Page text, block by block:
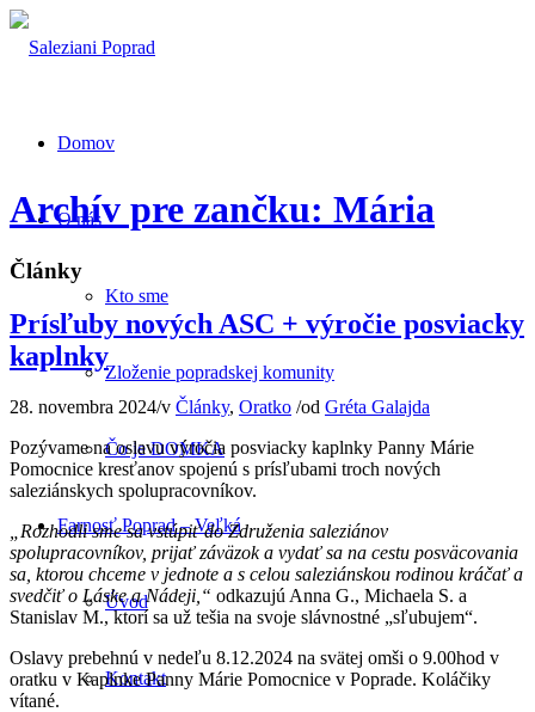
Domov
O nás
Kto sme
Zloženie popradskej komunity
Čo je DOMKA
Farnosť Poprad – Veľká
Úvod
Kontakt
Archív pre zančku: Mária
Články
Prísľuby nových ASC + výročie posviacky
kaplnky
28. novembra 2024/v Články, Oratko /od Gréta Galajda
Pozývame na oslavu výročia posviacky kaplnky Panny Márie
Pomocnice kresťanov spojenú s prísľubami troch nových
saleziánskych spolupracovníkov.
„Rozhodli sme sa vstúpiť do Združenia saleziánov
spolupracovníkov, prijať záväzok a vydať sa na cestu posväcovania
sa, ktorou chceme v jednote a s celou saleziánskou rodinou kráčať a
svedčiť o Láske a Nádeji,“ odkazujú Anna G., Michaela S. a
Stanislav M., ktorí sa už tešia na svoje slávnostné „sľubujem“.
Oslavy prebehnú v nedeľu 8.12.2024 na svätej omši o 9.00hod v
oratku v Kaplnke Panny Márie Pomocnice v Poprade. Koláčiky
vítané.